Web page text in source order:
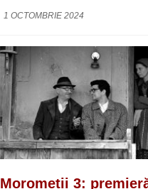
1 OCTOMBRIE 2024
Moromeții 3: